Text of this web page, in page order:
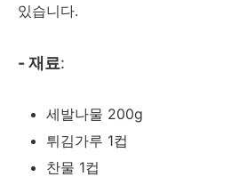
있습니다.
- 재료:
세발나물 200g
튀김가루 1컵
찬물 1컵